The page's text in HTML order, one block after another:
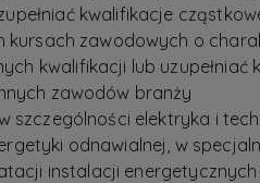
kwalifikacje
kursach zawodowych o
kwalifikacji lub uzupełniać
zawodów branży
szczególności elektryka i
odnawialnej, w
instalacji